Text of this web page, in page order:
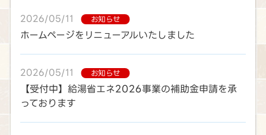
2026/05/11 お知らせ
ホームページをリニューアルいたしました
2026/05/11 お知らせ
【受付中】給湯省エネ2026事業の補助金申請を承
っております